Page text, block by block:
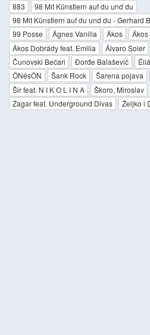
883
98 Mit Künstlern auf du und du
98 Mit Künstlern auf du und du - Gerhard
99 Posse
Ágnes Vanilla Ákos
Ákos Dobrády feat. Emilia
Álvaro Soler
Čunovski Bećari
Đorđe Balašević
ÖNésÖN
Šank Rock Šarena pojava
Šir feat. N I K O L I N A
Škoro, Miroslav
Žagar feat. Underground Divas
Željko i